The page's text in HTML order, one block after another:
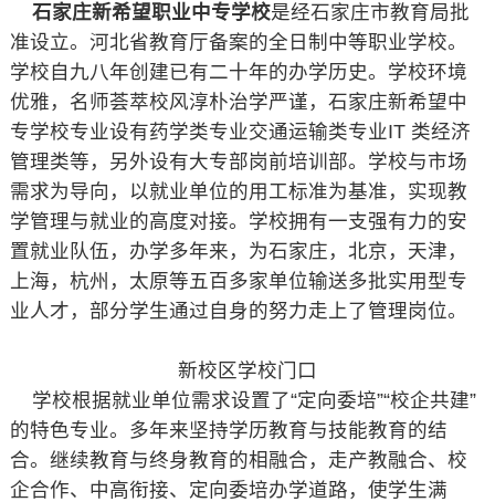
石家庄新希望职业中专学校是经石家庄市教育局批
准设立。河北省教育厅备案的全日制中等职业学校。
学校自九八年创建已有二十年的办学历史。学校环境
优雅，名师荟萃校风淳朴治学严谨，石家庄新希望中
专学校专业设有药学类专业交通运输类专业IT 类经济
管理类等，另外设有大专部岗前培训部。学校与市场
需求为导向，以就业单位的用工标准为基准，实现教
学管理与就业的高度对接。学校拥有一支强有力的安
置就业队伍，办学多年来，为石家庄，北京，天津，
上海，杭州，太原等五百多家单位输送多批实用型专
业人才，部分学生通过自身的努力走上了管理岗位。
新校区学校门口
学校根据就业单位需求设置了“定向委培”“校企共建”
的特色专业。多年来坚持学历教育与技能教育的结
合。继续教育与终身教育的相融合，走产教融合、校
企合作、中高衔接、定向委培办学道路，使学生满